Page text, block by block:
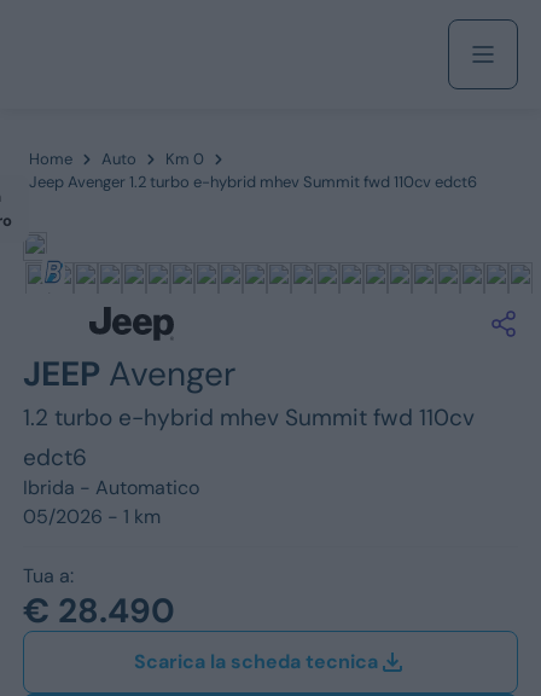
Marchi
Dacia
Home Auto
Km 0
Jeep Avenger 1.2 turbo e-hybrid mhev Summit fwd 110cv edct6
JEEP Avenger
1.2 turbo e-hybrid mhev Summit fwd 110cv
edct6
Ibrida - Automatico
05/2026 - 1 km
Tua a:
€ 28.490
Scarica la scheda tecnica